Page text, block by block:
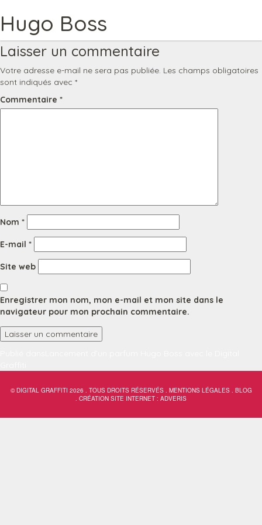
Hugo Boss
PUBLIÉ
19 NOVEMBRE 2018
TAILLE
1024 × 1024
Laisser un commentaire
Votre adresse e-mail ne sera pas publiée. Les champs obligatoires
sont indiqués avec *
Commentaire *
Nom *
E-mail *
Site web
Enregistrer mon nom, mon e-mail et mon site dans le
navigateur pour mon prochain commentaire.
de
l’article
© DIGITAL GRAFFITI 2026 . TOUS DROITS RÉSERVÉS . MENTIONS LÉGALES. BLOG
. CRÉATION SITE INTERNET : ADVERIS